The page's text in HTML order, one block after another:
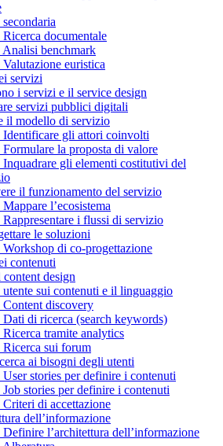
documentale
Analisi benchmark
euristica
servizi
i servizi e il service design
servizi pubblici digitali
il modello di servizio
Identificare gli attori coinvolti
Formulare la proposta di valore
Inquadrare gli elementi costitutivi del
il funzionamento del servizio
l’ecosistema
Rappresentare i flussi di servizio
le soluzioni
Workshop di co-progettazione
contenuti
content design
sui contenuti e il linguaggio
Content discovery
Dati di ricerca (search keywords)
Ricerca tramite analytics
Ricerca sui forum
ai bisogni degli utenti
User stories per definire i contenuti
stories per definire i contenuti
Criteri di accettazione
dell’informazione
Definire l’architettura dell’informazione